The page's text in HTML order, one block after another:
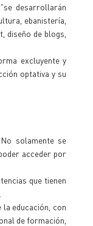
desarrollarán
ebanistería,
diseño de blogs,
excluyente y
optativa y su
solamente se
acceder por
que tienen
educación, con
de formación,